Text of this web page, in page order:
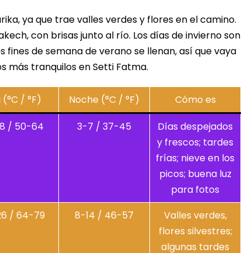
ya que trae valles verdes y flores en el camino.
con brisas junto al río. Los días de invierno son
fines de semana de verano se llenan, así que vaya
más tranquilos en Setti Fatma.
(°C / °F) Noche (°C / °F)
Cómo es
/ 50-64 3-7 / 37-45
Días despejados
y frescos; tardes
frías; nieve en los
picos; buena luz
para fotos
/ 64-79 8-14 / 46-57
Valles verdes,
flores silvestres;
algunas tardes